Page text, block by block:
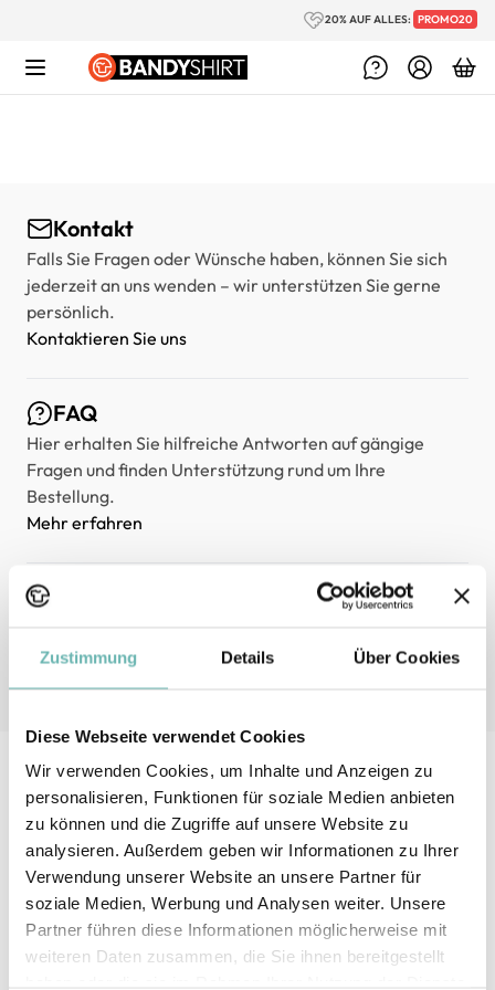
Zustimmung Details Über Cookies
Diese Webseite verwendet Cookies
Wir verwenden Cookies, um Inhalte und Anzeigen zu
personalisieren, Funktionen für soziale Medien anbieten
zu können und die Zugriffe auf unsere Website zu
analysieren. Außerdem geben wir Informationen zu Ihrer
Verwendung unserer Website an unsere Partner für
soziale Medien, Werbung und Analysen weiter. Unsere
Partner führen diese Informationen möglicherweise mit
weiteren Daten zusammen, die Sie ihnen bereitgestellt
20% AUF ALLES: PROMO20
Kontakt
Falls Sie Fragen oder Wünsche haben, können Sie sich
jederzeit an uns wenden – wir unterstützen Sie gerne
persönlich.
Kontaktieren Sie uns
FAQ
Hier erhalten Sie hilfreiche Antworten auf gängige
Fragen und finden Unterstützung rund um Ihre
Bestellung.
Mehr erfahren
individuell mit unserem Online-Designer.
Deine Kreativität verdient mehr
Abonniere den Bandyshirt-Newsletter und sichere dir
Zugang zu exklusiven Angeboten, spannenden Aktionen
und inspirierenden Ideen rund ums Gestalten.
E-Mail-Adresse